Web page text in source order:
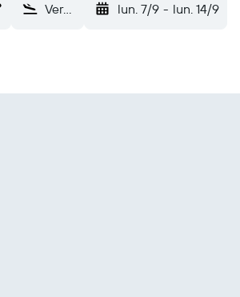
Vero Beach (VRB) lun. 7/9 - lun. 14/9